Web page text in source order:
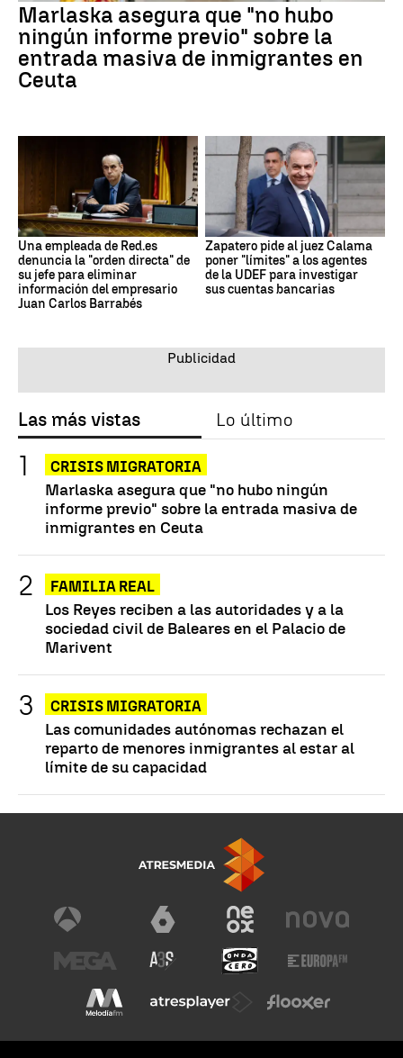
Marlaska asegura que "no hubo
ningún informe previo" sobre la
entrada masiva de inmigrantes en
Ceuta
Una empleada de Red.es
denuncia la "orden directa" de
su jefe para eliminar
información del empresario
Juan Carlos Barrabés
Zapatero pide al juez Calama
poner "límites" a los agentes
de la UDEF para investigar
sus cuentas bancarias
Las más vistas Lo último
CRISIS MIGRATORIA
Marlaska asegura que "no hubo ningún
informe previo" sobre la entrada masiva de
inmigrantes en Ceuta
FAMILIA REAL
Los Reyes reciben a las autoridades y a la
sociedad civil de Baleares en el Palacio de
Marivent
CRISIS MIGRATORIA
Las comunidades autónomas rechazan el
reparto de menores inmigrantes al estar al
límite de su capacidad